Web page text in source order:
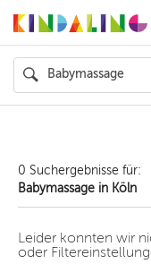
WIEN
0 Suchergebnisse für:
Babymassage in Köln
Leider konnten wir
oder